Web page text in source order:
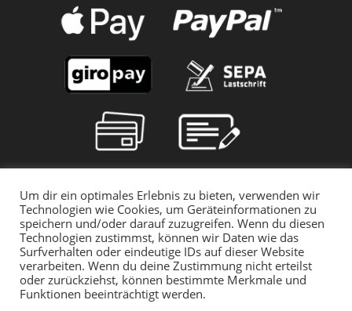
Um dir ein optimales Erlebnis zu bieten, verwenden wir
Technologien wie Cookies, um Geräteinformationen zu
speichern und/oder darauf zuzugreifen. Wenn du diesen
Technologien zustimmst, können wir Daten wie das
Surfverhalten oder eindeutige IDs auf dieser Website
verarbeiten. Wenn du deine Zustimmung nicht erteilst
oder zurückziehst, können bestimmte Merkmale und
Funktionen beeinträchtigt werden.